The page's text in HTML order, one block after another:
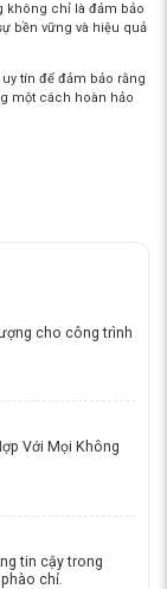
không chỉ là đảm bảo
bền vững và hiệu quả
tín để đảm bảo rằng
một cách hoàn hảo
cho công trình
Với Mọi Không
tin cậy trong
chỉ.